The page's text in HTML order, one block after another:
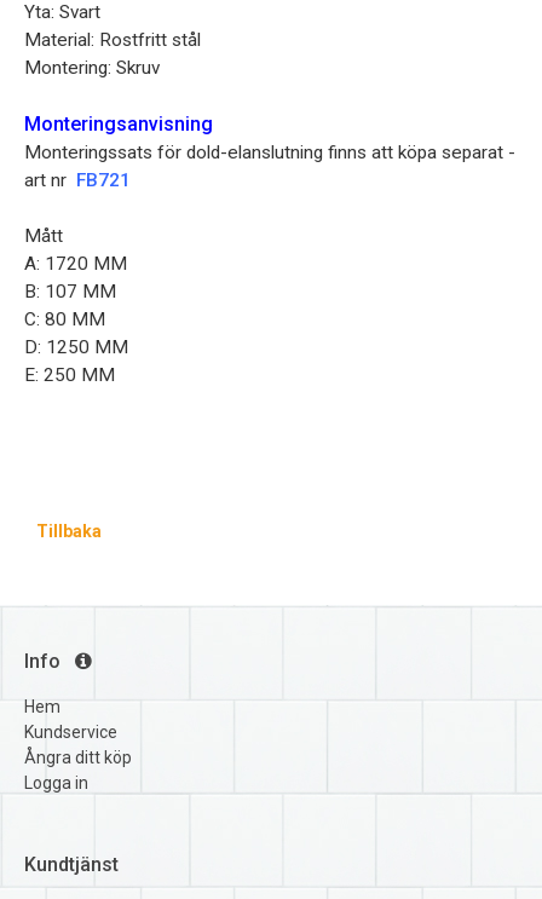
Yta: Svart
Material: Rostfritt stål
Montering: Skruv
Monteringsanvisning
Monteringssats för dold-elanslutning finns att köpa separat -
art nr FB721
Mått
A: 1720 MM
B: 107 MM
C: 80 MM
D: 1250 MM
E: 250 MM
Tillbaka
Info
Hem
Kundservice
Ångra ditt köp
Logga in
Kundtjänst